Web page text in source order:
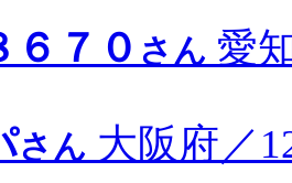
６７０ さん 愛
さん 大阪府／